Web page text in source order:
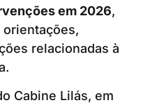
em 2026,
relacionadas à
Cabine Lilás, em